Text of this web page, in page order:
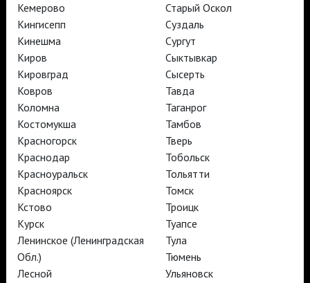
АРТ-ЛЕКТОРИЙ В КИНО
TheatreHD
TheatreHD Опера
TheatreHD Балет в кино
АРТ-ЛЕКТОРИЙ В КИНО
TheatreHD
Подписаться на рассылку
Поддержать
Стать волонтёром
Как организовать показ в вашем городе
Контакты
© TheatreHD 2026
Кемерово
Кингисепп
Кинешма
Киров
Кировград
Ковров
Коломна
Костомукша
Красногорск
Краснодар
Красноуральск
Красноярск
Кстово
Курск
Ленинское (Ленинградская
Обл.)
Лесной
Старый Оскол
Суздаль
Сургут
Сыктывкар
Сысерть
Тавда
Таганрог
Тамбов
Тверь
Тобольск
Тольятти
Томск
Троицк
Туапсе
Тула
Тюмень
Ульяновск